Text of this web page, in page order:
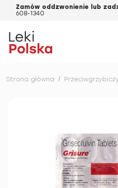
Zamów oddzwonienie lub
608-1340
Strona główna /